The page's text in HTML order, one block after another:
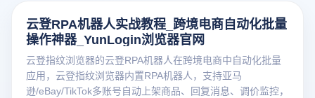
云登RPA机器人实战教程_跨境电商自动化批量
操作神器_YunLogin浏览器官网
云登指纹浏览器的云登RPA机器人在跨境电商中自动化批量
应用，云登指纹浏览器内置RPA机器人，支持亚马
逊/eBay/TikTok多账号自动上架商品、回复消息、调价监控，